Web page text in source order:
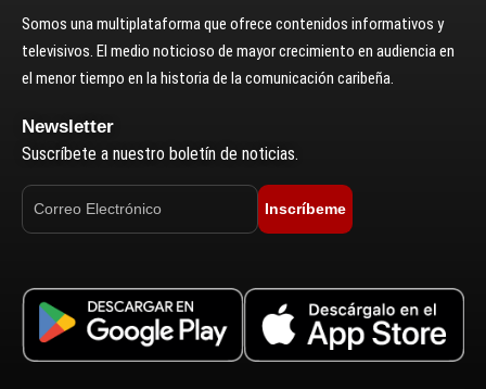
Somos una multiplataforma que ofrece contenidos informativos y
televisivos. El medio noticioso de mayor crecimiento en audiencia en
el menor tiempo en la historia de la comunicación caribeña.
Newsletter
Suscríbete a nuestro boletín de noticias.
Inscríbeme